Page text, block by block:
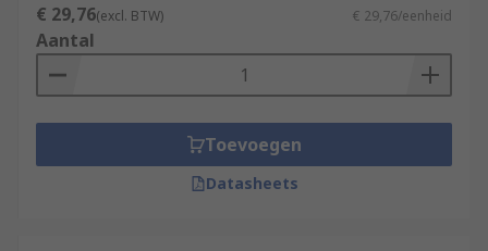
€ 29,76(excl. BTW) € 29,76/eenheid
Aantal
Toevoegen
Datasheets